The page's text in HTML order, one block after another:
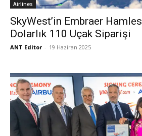
Airlines
SkyWest’in Embraer
Dolarlık 110 Uçak Siparişi
ANT Editor - 19 Haziran 2025